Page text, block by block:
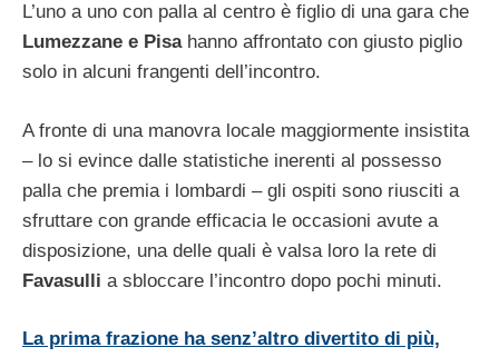
L’uno a uno con palla al centro è figlio di una gara che
Lumezzane e Pisahanno affrontato con giusto piglio
solo in alcuni frangenti dell’incontro.
A fronte di una manovra locale maggiormente insistita
– lo si evince dalle statistiche inerenti al possesso
palla che premia i lombardi – gli ospiti sono riusciti a
sfruttare con grande efficacia le occasioni avute a
disposizione, una delle quali è valsa loro la rete di
Favasulli a sbloccare l’incontro dopo pochi minuti.
La prima frazione ha senz’altro divertito di più,